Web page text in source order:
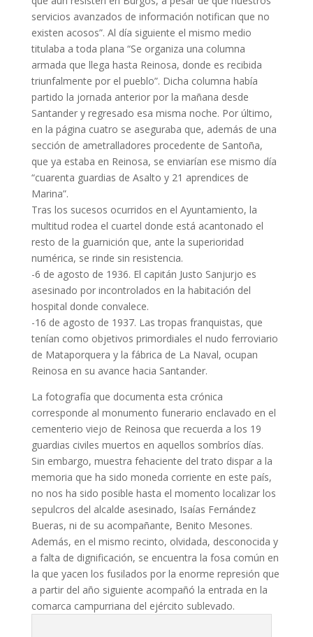
servicios avanzados de información notifican que no
existen acosos”. Al día siguiente el mismo medio
titulaba a toda plana “Se organiza una columna
armada que llega hasta Reinosa, donde es recibida
triunfalmente por el pueblo”. Dicha columna había
partido la jornada anterior por la mañana desde
Santander y regresado esa misma noche. Por último,
en la página cuatro se aseguraba que, además de una
sección de ametralladores procedente de Santoña,
que ya estaba en Reinosa, se enviarían ese mismo día
“cuarenta guardias de Asalto y 21 aprendices de
Marina”.
Tras los sucesos ocurridos en el Ayuntamiento, la
multitud rodea el cuartel donde está acantonado el
resto de la guarnición que, ante la superioridad
numérica, se rinde sin resistencia.
-6 de agosto de 1936. El capitán Justo Sanjurjo es
asesinado por incontrolados en la habitación del
hospital donde convalece.
-16 de agosto de 1937. Las tropas franquistas, que
tenían como objetivos primordiales el nudo ferroviario
de Mataporquera y la fábrica de La Naval, ocupan
Reinosa en su avance hacia Santander.
La fotografía que documenta esta crónica
corresponde al monumento funerario enclavado en el
cementerio viejo de Reinosa que recuerda a los 19
guardias civiles muertos en aquellos sombríos días.
Sin embargo, muestra fehaciente del trato dispar a la
memoria que ha sido moneda corriente en este país,
no nos ha sido posible hasta el momento localizar los
sepulcros del alcalde asesinado, Isaías Fernández
Bueras, ni de su acompañante, Benito Mesones.
Además, en el mismo recinto, olvidada, desconocida y
a falta de dignificación, se encuentra la fosa común en
la que yacen los fusilados por la enorme represión que
a partir del año siguiente acompañó la entrada en la
comarca campurriana del ejército sublevado.